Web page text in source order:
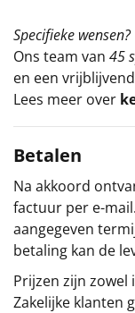
Specifieke wensen?
Ons team van 45
en een
Lees meer over
Betalen
Na akkoord
factuur per e-
aangegeven
betaling kan de
Prijzen zijn zowel
Zakelijke klanten